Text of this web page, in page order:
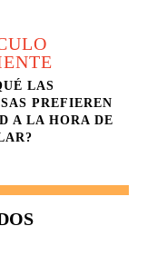
LAS
PREFIEREN
A LA HORA DE